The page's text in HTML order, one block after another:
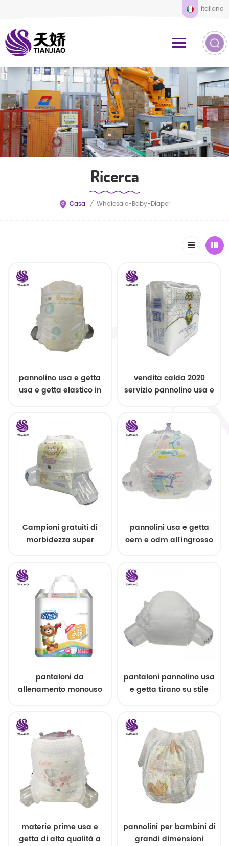
Italiano
Ricerca
Casa / Wholesale-Baby-Diaper
pannolino usa e getta
usa e getta elastico in
vendita calda 2020
servizio pannolino usa e
Campioni gratuiti di
morbidezza super
pannolini usa e getta
oem e odm all'ingrosso
pantaloni da
allenamento monouso
pantaloni pannolino usa
e getta tirano su stile
materie prime usa e
getta di alta qualità a
pannolini per bambini di
grandi dimensioni